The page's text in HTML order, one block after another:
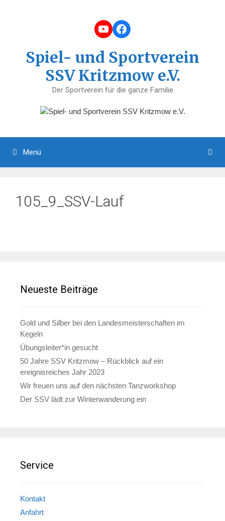
YouTube
Facebook
Spiel- und Sportverein
SSV Kritzmow e.V.
Der Sportverein für die ganze Familie
Menü
105_9_SSV-Lauf
Neueste Beiträge
Gold und Silber bei den Landesmeisterschaften im
Kegeln
Übungsleiter*in gesucht
50 Jahre SSV Kritzmow – Rückblick auf ein
ereignisreiches Jahr 2023
Wir freuen uns auf den nächsten Tanzworkshop
Der SSV lädt zur Winterwanderung ein
Service
Kontakt
Anfahrt